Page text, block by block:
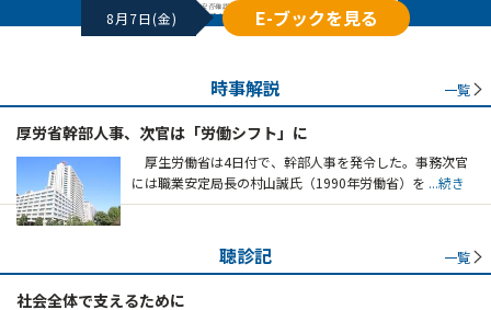
8月7日(金) E-ブックを見る
時事解説 一覧
厚労省幹部人事、次官は「労働シフト」に
厚生労働省は4日付で、幹部人事を発令した。事務次官
には職業安定局長の村山誠氏（1990年労働省）を ...続き
聴診記 一覧
社会全体で支えるために